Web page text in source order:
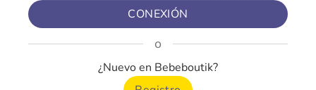
CONEXIÓN
o
¿Nuevo en Bebeboutik?